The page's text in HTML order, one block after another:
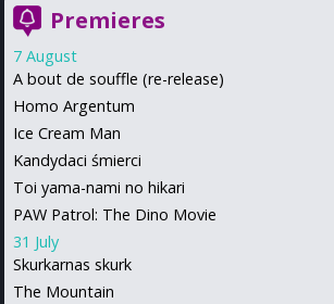
Premieres
7 August
A bout de souffle (re-release)
Homo Argentum
Ice Cream Man
Kandydaci śmierci
Toi yama-nami no hikari
PAW Patrol: The Dino Movie
31 July
Skurkarnas skurk
The Mountain